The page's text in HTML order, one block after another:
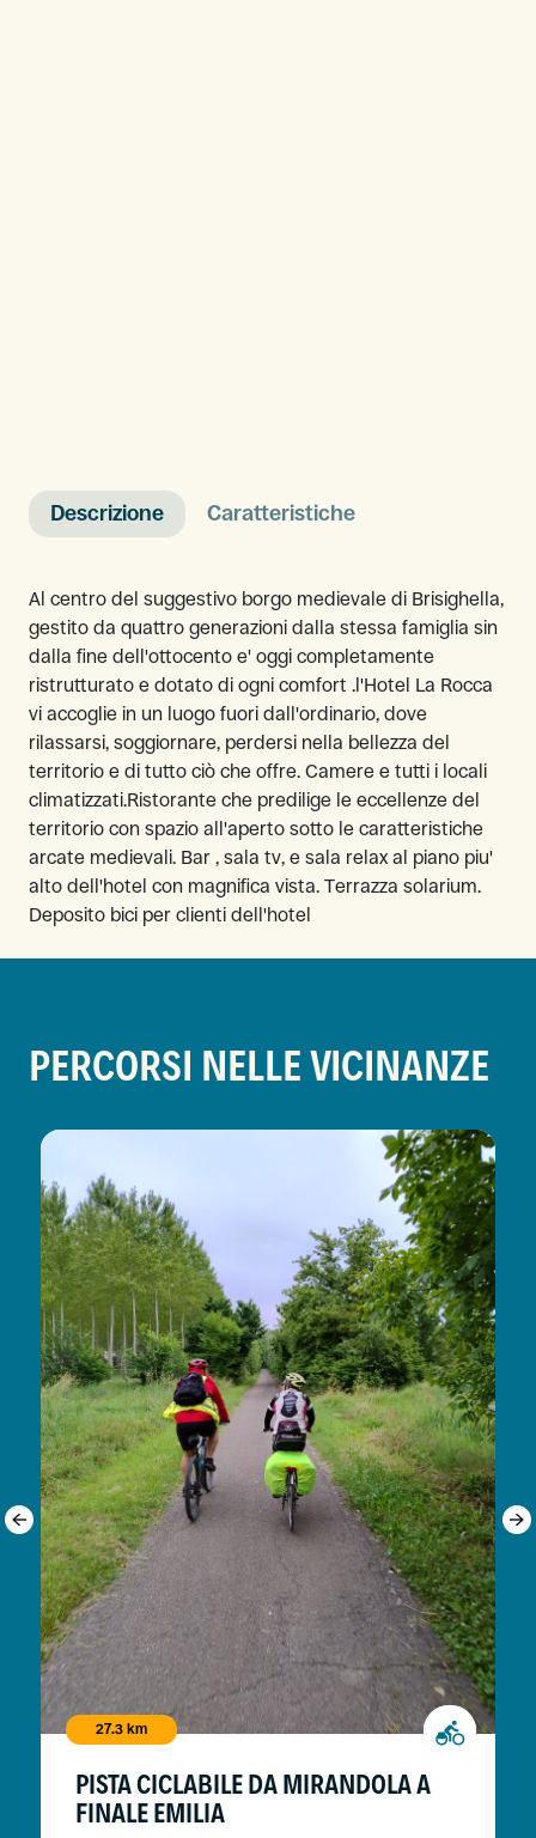
Descrizione Caratteristiche
Al centro del suggestivo borgo medievale di Brisighella,
gestito da quattro generazioni dalla stessa famiglia sin
dalla fine dell'ottocento e' oggi completamente
ristrutturato e dotato di ogni comfort .l'Hotel La Rocca
vi accoglie in un luogo fuori dall'ordinario, dove
rilassarsi, soggiornare, perdersi nella bellezza del
territorio e di tutto ciò che offre. Camere e tutti i locali
climatizzati.Ristorante che predilige le eccellenze del
territorio con spazio all'aperto sotto le caratteristiche
arcate medievali. Bar , sala tv, e sala relax al piano piu'
alto dell'hotel con magnifica vista. Terrazza solarium.
Deposito bici per clienti dell'hotel
PERCORSI NELLE VICINANZE
27.3 km
PISTA CICLABILE DA MIRANDOLA A
FINALE EMILIA